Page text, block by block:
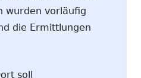
wurden vorläufig
die Ermittlungen
soll